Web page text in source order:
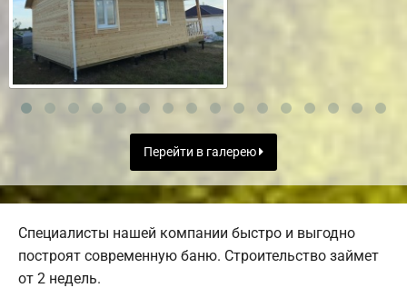
Перейти в галерею
Специалисты нашей компании быстро и выгодно
построят современную баню. Строительство займет
от 2 недель.